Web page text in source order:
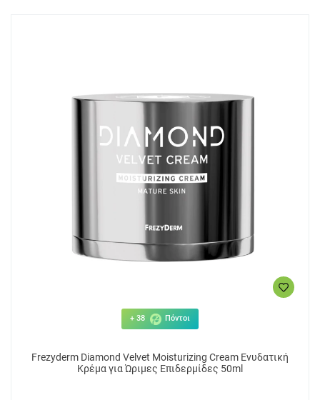
+ 38 Πόντοι
Frezyderm Diamond Velvet Moisturizing Cream Ενυδατική
Κρέμα για Ώριμες Επιδερμίδες 50ml